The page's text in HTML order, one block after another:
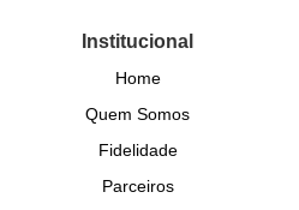
Institucional
Home
Quem Somos
Fidelidade
Parceiros